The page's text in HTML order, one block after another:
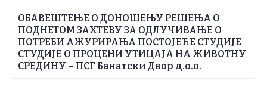
ОБАВЕШТЕЊЕ О ДОНОШЕЊУ РЕШЕЊА О
ПОДНЕТОМ ЗАХТЕВУ ЗА ОДЛУЧИВАЊЕ О
ПОТРЕБИ АЖУРИРАЊА ПОСТОЈЕЋЕ СТУДИЈЕ
СТУДИЈЕ О ПРОЦЕНИ УТИЦАЈА НА ЖИВОТНУ
СРЕДИНУ – ПСГ Банатски Двор д.о.о.